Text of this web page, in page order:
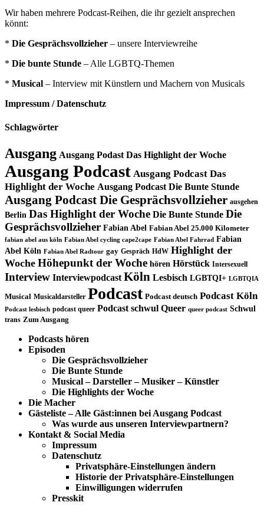
Wir haben mehrere Podcast-Reihen, die ihr gezielt ansprechen
könnt:
* Die Gesprächsvollzieher – unsere Interviewreihe
* Die bunte Stunde – Alle LGBTQ-Themen
* Musical – Interview mit Künstlern und Machern von Musicals
Impressum / Datenschutz
Schlagwörter
Ausgang Ausgang Podast Das Highlight der Woche
Ausgang Podcast Ausgang Podcast Das
Highlight der Woche Ausgang Podcast Die Bunte Stunde
Ausgang Podcast Die Gesprächsvollzieher ausgehen
Berlin Das Highlight der Woche Die Bunte Stunde Die
Gesprächsvollzieher Fabian Abel Fabian Abel 25.000 Kilometer
fabian abel aus köln Fabian Abel cycling cape2cape Fabian Abel Fahrrad Fabian
Abel Köln Fabian Abel Radtour gay Gespräch HdW Highlight der
Woche Höhepunkt der Woche hören Hörstück Intersexuell
Interview Interviewpodcast Köln Lesbisch LGBTQI+ LGBTQIA
Musical Musicaldarsteller Podcast Podcast deutsch Podcast Köln
Podcast lesbisch podcast queer Podcast schwul Queer queer podcast Schwul
trans Zum Ausgang
Podcasts hören
Episoden
Die Gesprächsvollzieher
Die Bunte Stunde
Musical – Darsteller – Musiker – Künstler
Die Highlights der Woche
Die Macher
Gästeliste – Alle Gäst:innen bei Ausgang Podcast
Was wurde aus unseren Interviewpartnern?
Kontakt & Social Media
Impressum
Datenschutz
Privatsphäre-Einstellungen ändern
Historie der Privatsphäre-Einstellungen
Einwilligungen widerrufen
Presskit